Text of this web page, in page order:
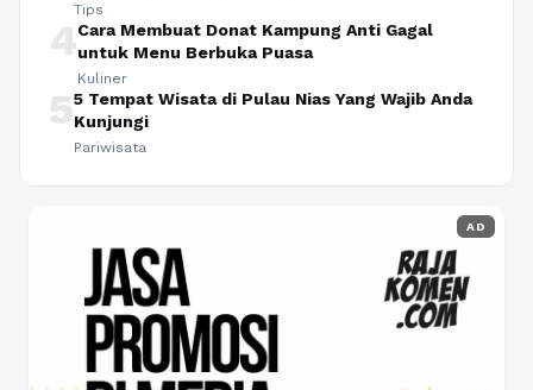
Tips
4Cara Membuat Donat Kampung Anti Gagal
untuk Menu Berbuka Puasa
Kuliner
55 Tempat Wisata di Pulau Nias Yang Wajib Anda
Kunjungi
Pariwisata
AD